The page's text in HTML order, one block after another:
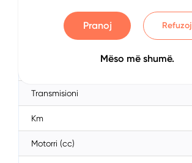
Transmisioni
Km
Motorri (cc)
Pranoj Refuzoj
Mëso më shumë.